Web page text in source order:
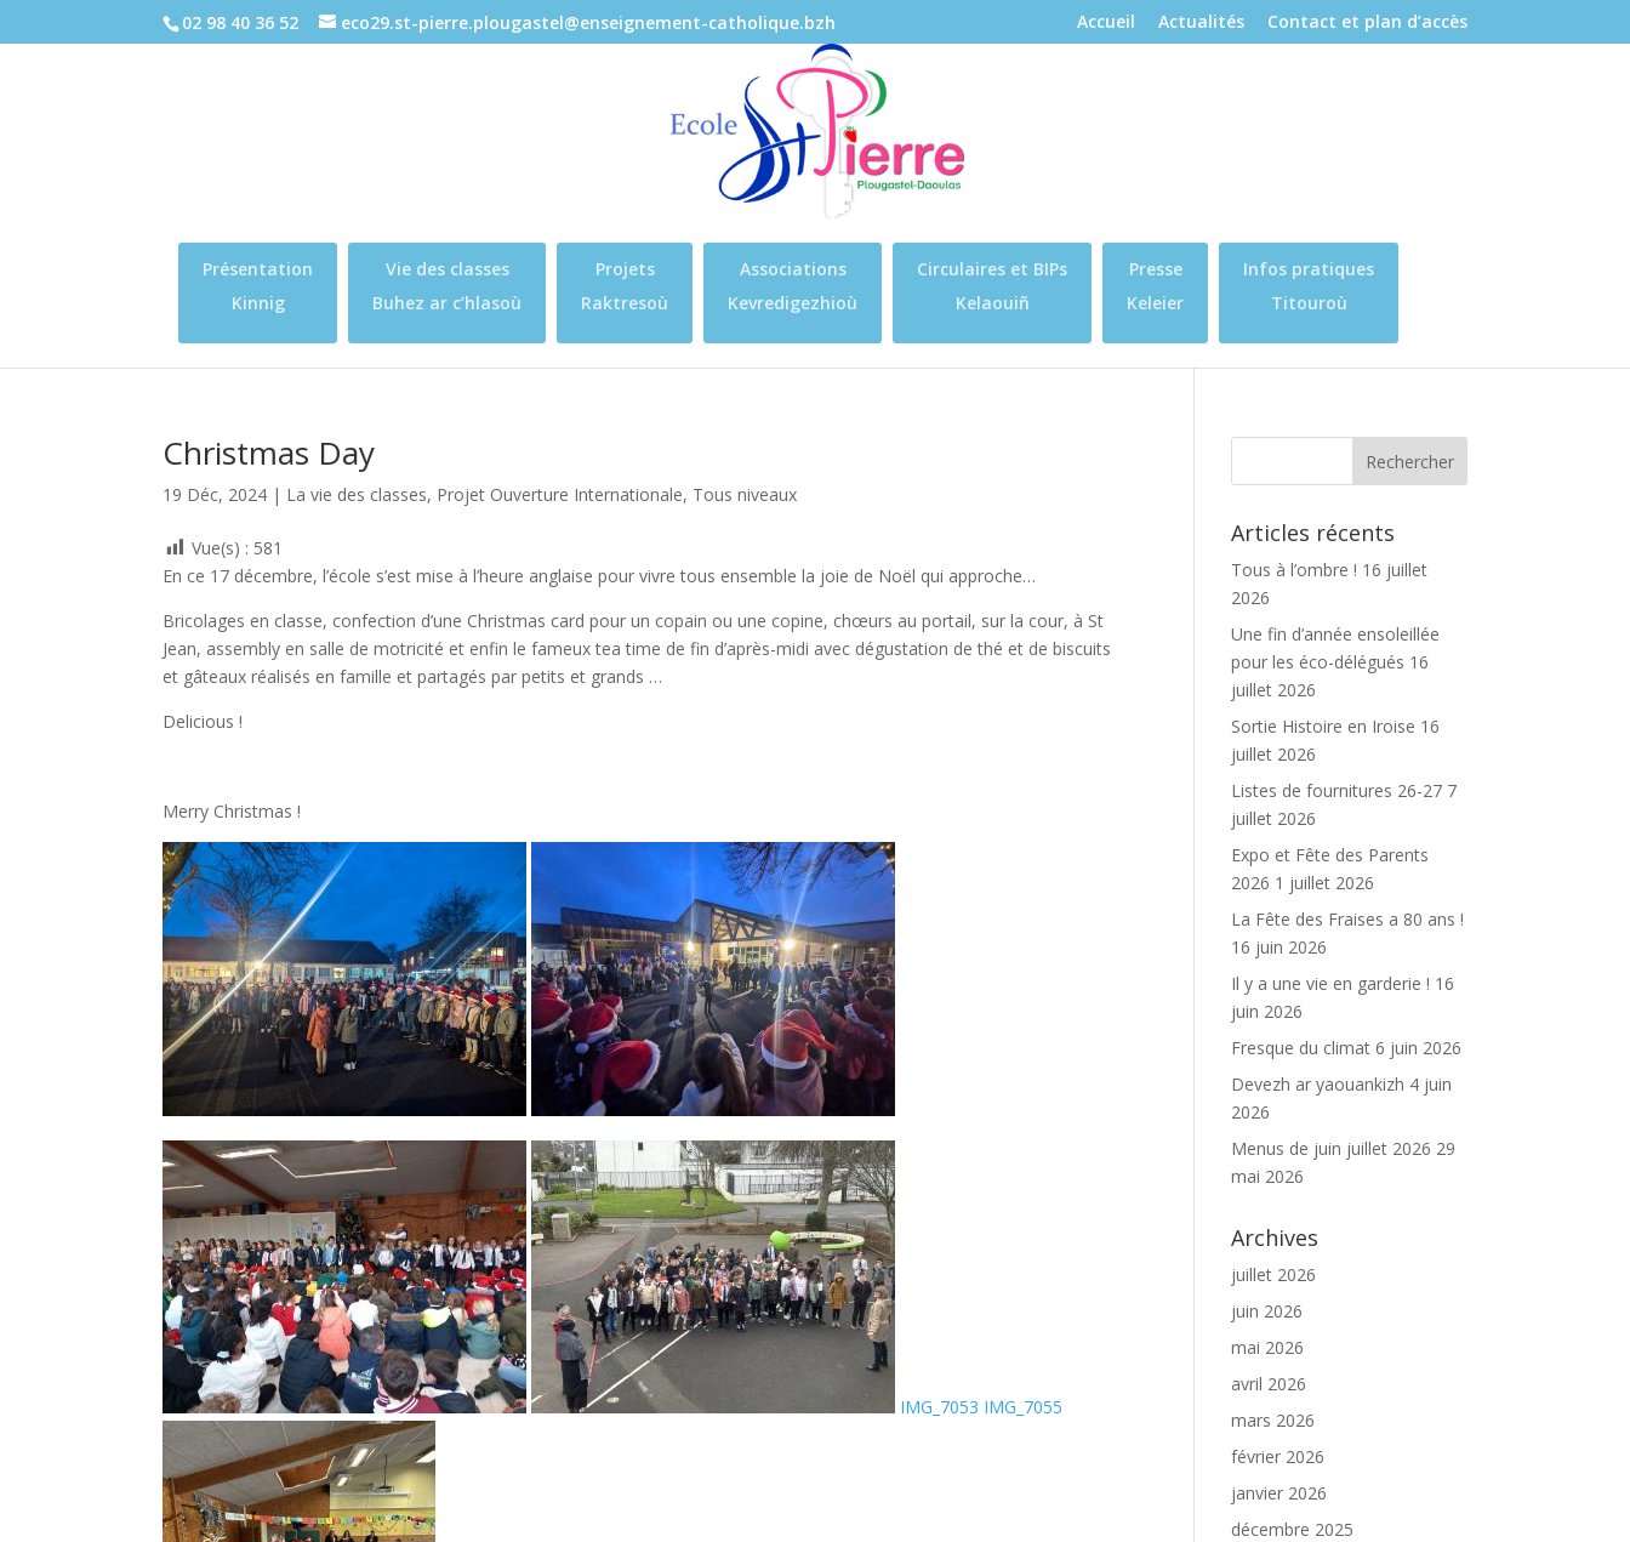
02 98 40 36 52 eco29.st-pierre.plougastel@enseignement-catholique.bzh Accueil Actualités Contact et plan d’accès
Présentation
Kinnig
Vie des classes
Buhez ar c’hlasoù
Projets
Raktresoù
Associations
Kevredigezhioù
Circulaires et BIPs
Kelaouiñ
Presse
Keleier
Infos pratiques
Titouroù
Christmas Day
19 Déc, 2024 | La vie des classes, Projet Ouverture Internationale, Tous niveaux
Vue(s) : 581
En ce 17 décembre, l’école s’est mise à l’heure anglaise pour vivre tous ensemble la joie de Noël qui approche…
Bricolages en classe, confection d’une Christmas card pour un copain ou une copine, chœurs au portail, sur la cour, à St
Jean, assembly en salle de motricité et enfin le fameux tea time de fin d’après-midi avec dégustation de thé et de biscuits
et gâteaux réalisés en famille et partagés par petits et grands …
Delicious !
Merry Christmas !
IMG_7053 IMG_7055
Articles récents
Tous à l’ombre ! 16 juillet
2026
Une fin d’année ensoleillée
pour les éco-délégués 16
juillet 2026
Sortie Histoire en Iroise 16
juillet 2026
Listes de fournitures 26-27 7
juillet 2026
Expo et Fête des Parents
2026 1 juillet 2026
La Fête des Fraises a 80 ans !
16 juin 2026
Il y a une vie en garderie ! 16
juin 2026
Fresque du climat 6 juin 2026
Devezh ar yaouankizh 4 juin
2026
Menus de juin juillet 2026 29
mai 2026
Archives
juillet 2026
juin 2026
mai 2026
avril 2026
mars 2026
février 2026
janvier 2026
décembre 2025